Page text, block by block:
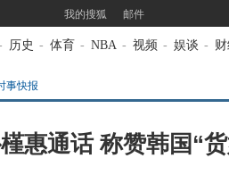
我的搜狐 邮件
历史 - 体育 - NBA - 视频 - 娱谈 -
事快报
惠通话 称赞韩国“